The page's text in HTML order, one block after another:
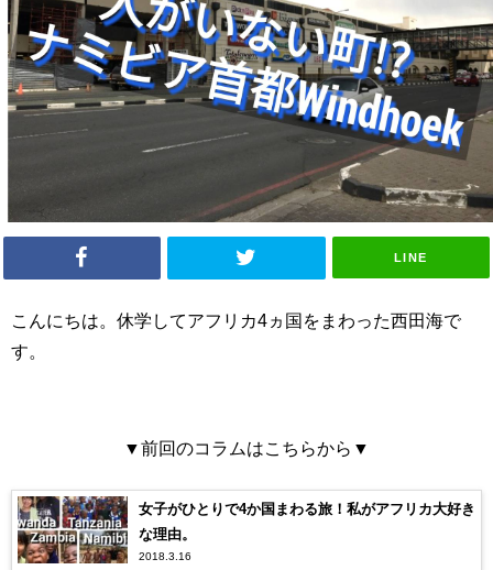
LINE
こんにちは。休学してアフリカ4ヵ国をまわった西田海で
す。
▼前回のコラムはこちらから▼
女子がひとりで4か国まわる旅！私がアフリカ大好き
な理由。
2018.3.16